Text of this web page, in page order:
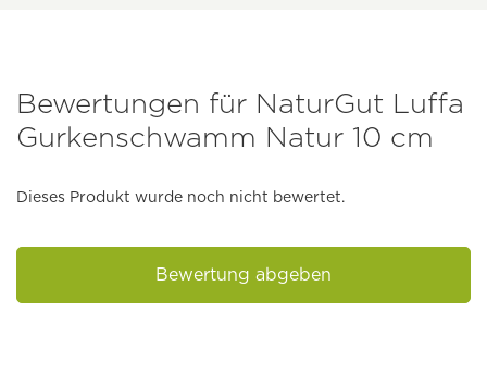
Bewertungen für NaturGut Luffa
Gurkenschwamm Natur 10 cm
Dieses Produkt wurde noch nicht bewertet.
Bewertung abgeben